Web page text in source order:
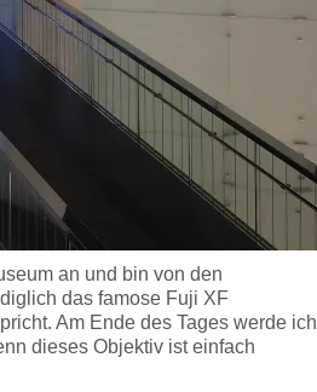
an und bin von den
das famose Fuji XF
Am Ende des Tages werde ich
dieses Objektiv ist einfach